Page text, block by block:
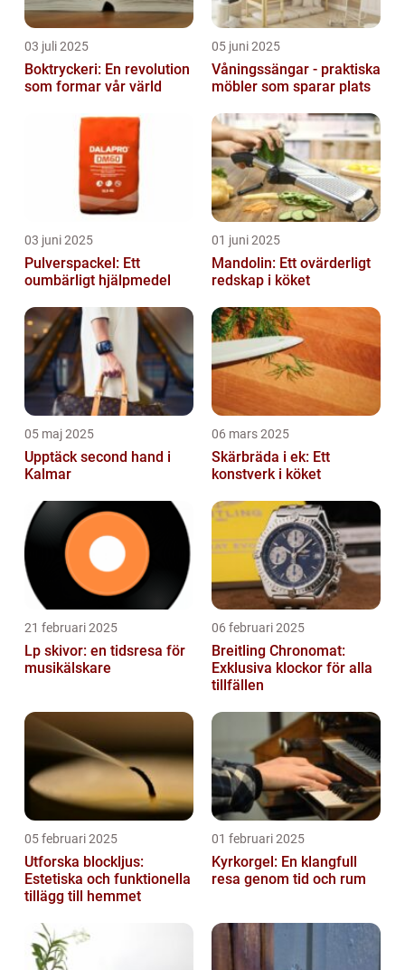
03 juli 2025
Boktryckeri: En revolution
som formar vår värld
05 juni 2025
Våningssängar - praktiska
möbler som sparar plats
03 juni 2025
Pulverspackel: Ett
oumbärligt hjälpmedel
01 juni 2025
Mandolin: Ett ovärderligt
redskap i köket
05 maj 2025
Upptäck second hand i
Kalmar
06 mars 2025
Skärbräda i ek: Ett
konstverk i köket
21 februari 2025
Lp skivor: en tidsresa för
musikälskare
06 februari 2025
Breitling Chronomat:
Exklusiva klockor för alla
tillfällen
05 februari 2025
Utforska blockljus:
Estetiska och funktionella
tillägg till hemmet
01 februari 2025
Kyrkorgel: En klangfull
resa genom tid och rum